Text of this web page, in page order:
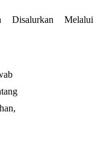
Disalurkan Melalui